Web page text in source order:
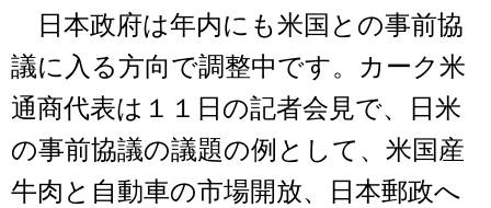
日本政府は年内にも米国との事前協
議に入る方向で調整中です。カーク米
通商代表は１１日の記者会見で、日米
の事前協議の議題の例として、米国産
牛肉と自動車の市場開放、日本郵政へ